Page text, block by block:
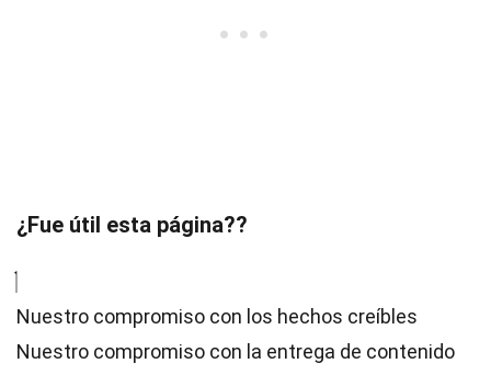
¿Fue útil esta página??
Nuestro compromiso con los hechos creíbles
Nuestro compromiso con la entrega de contenido